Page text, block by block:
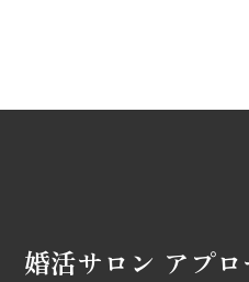
婚活サロン アプ